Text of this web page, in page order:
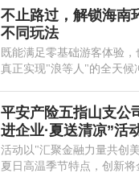
不止路过，解锁海南
不同玩法
既能满足零基础游客体验，
真正实现"浪等人"的全天候
平安产险五指山支公
进企业·夏送清凉”活
活动以"汇聚金融力量共创
夏日高温季节特点，创新